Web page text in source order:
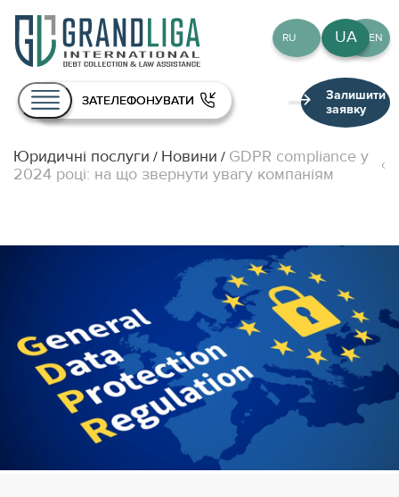
Про нас
UA
RU EN
UA
RU EN
ЗАТЕЛЕФОНУВАТИ
Залишити
заявку
Юридичні послуги / Новини / GDPR compliance у
2024 році: на що звернути увагу компаніям